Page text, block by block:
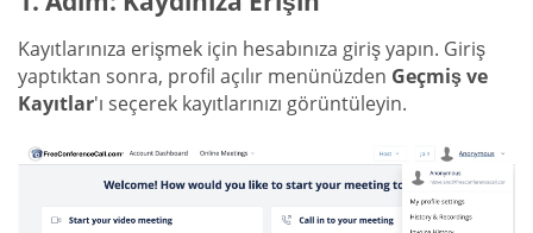
Kayıtlarınıza erişmek için hesabınıza giriş yapın. Giriş
yaptıktan sonra, profil açılır menünüzden Geçmiş ve
Kayıtlar'ı seçerek kayıtlarınızı görüntüleyin.